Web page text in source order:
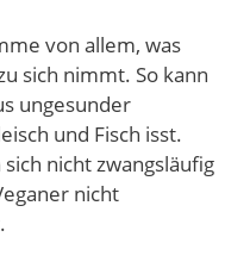
von allem, was
sich nimmt. So kann
ungesunder
und Fisch isst.
nicht zwangsläufig
nicht